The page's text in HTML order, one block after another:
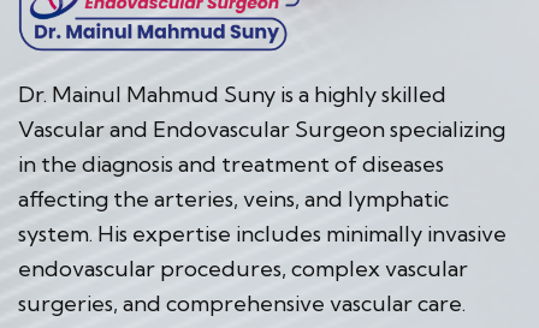
Dr. Mainul Mahmud Suny is a highly skilled
Vascular and Endovascular Surgeon specializing
in the diagnosis and treatment of diseases
affecting the arteries, veins, and lymphatic
system. His expertise includes minimally invasive
endovascular procedures, complex vascular
surgeries, and comprehensive vascular care.